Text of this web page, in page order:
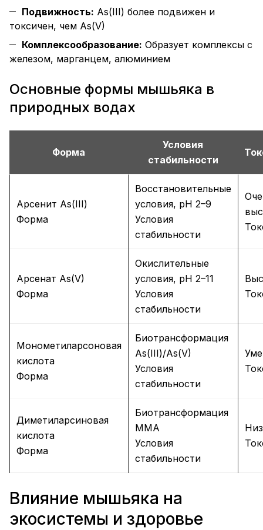
Подвижность: As(III) более подвижен и
токсичен, чем As(V)
Комплексообразование: Образует комплексы с
железом, марганцем, алюминием
Основные формы мышьяка в
природных водах
Форма
Условия
стабильности
Арсенит As(III)
Форма
Восстановительные
условия, pH 2–9
Условия
стабильности
Арсенат As(V)
Форма
Окислительные
условия, pH 2–11
Условия
стабильности
Монометиларсоновая
кислота
Форма
Биотрансформация
As(III)/As(V)
Условия
стабильности
Диметиларсиновая
кислота
Форма
Биотрансформация
MMA
Условия
стабильности
Влияние мышьяка на
экосистемы и здоровье